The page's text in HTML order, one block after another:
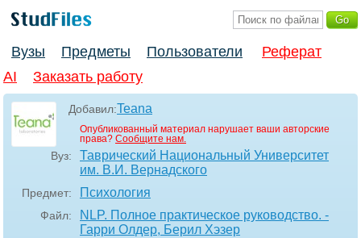
Вузы Предметы Пользователи
Реферат
AI
Заказать работу
Добавил:Teana
Опубликованный материал нарушает ваши авторские
права? Сообщите нам.
Вуз:
Таврический Национальный Университет
им. В.И. Вернадского
Предмет: Психология
Файл:
NLP. Полное практическое руководство. -
Гарри Олдер, Берил Хэзер